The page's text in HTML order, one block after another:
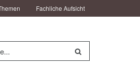
Fachliche Aufsicht